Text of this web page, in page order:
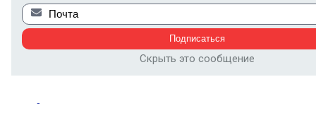
Скрыть это сообщение